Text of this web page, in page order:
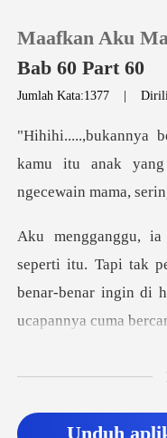
Pengisian Ulang
Riwayat
Keluar
Maafkan Aku
Bab 60 Part 60
Jumlah Kata:1377 |
kamu itu anak
tak
benar-benar ingin di
Unduh